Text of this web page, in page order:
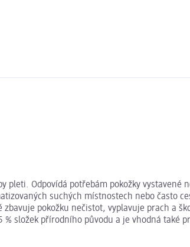
Odpovídá potřebám pokožky
suchých místnostech nebo často
pokožku nečistot, vyplavuje prach a
složek přírodního původu a je vhodná také